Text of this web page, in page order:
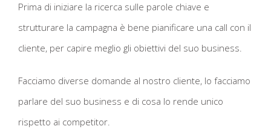
Prima di iniziare la ricerca sulle parole chiave e
strutturare la campagna è bene pianificare una call con il
cliente, per capire meglio gli obiettivi del suo business.
Facciamo diverse domande al nostro cliente, lo facciamo
parlare del suo business e di cosa lo rende unico
rispetto ai competitor.